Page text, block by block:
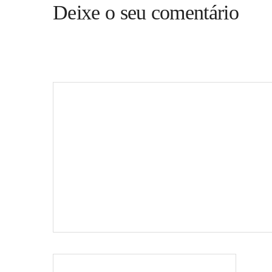
Deixe o seu comentário